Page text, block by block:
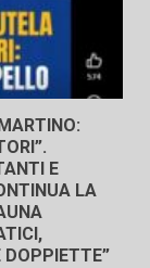
E
LA
DOPPIETTE”